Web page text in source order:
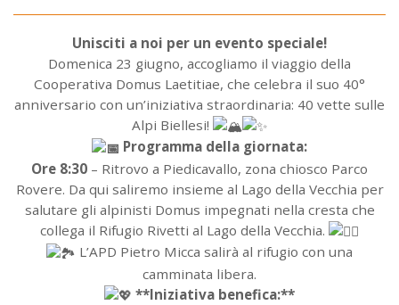
Unisciti a noi per un evento speciale!
Domenica 23 giugno, accogliamo il viaggio della
Cooperativa Domus Laetitiae, che celebra il suo 40°
anniversario con un’iniziativa straordinaria: 40 vette sulle
Alpi Biellesi!
Programma della giornata:
Ore 8:30 – Ritrovo a Piedicavallo, zona chiosco Parco
Rovere. Da qui saliremo insieme al Lago della Vecchia per
salutare gli alpinisti Domus impegnati nella cresta che
collega il Rifugio Rivetti al Lago della Vecchia.
L’APD Pietro Micca salirà al rifugio con una
camminata libera.
**Iniziativa benefica:**